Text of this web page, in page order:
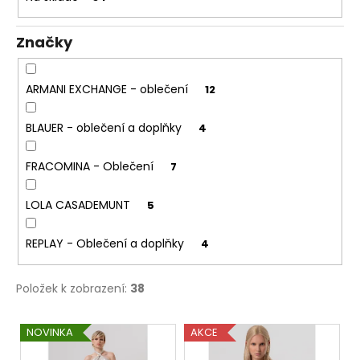
ů
Značky
ARMANI EXCHANGE - oblečení 12
BLAUER - oblečení a doplňky 4
FRACOMINA - Oblečení 7
LOLA CASADEMUNT 5
REPLAY - Oblečení a doplňky 4
Položek k zobrazení: 38
V
ý
NOVINKA AKCE
a
j
í
?
p
r
u